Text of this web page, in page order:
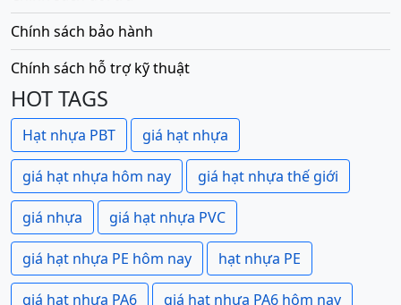
Chính sách bảo hành
Chính sách hỗ trợ kỹ thuật
HOT TAGS
Hạt nhựa PBT giá hạt nhựa
giá hạt nhựa hôm nay giá hạt nhựa thế giới
giá nhựa giá hạt nhựa PVC
giá hạt nhựa PE hôm nay hạt nhựa PE
giá hạt nhựa PA6 giá hạt nhựa PA6 hôm nay